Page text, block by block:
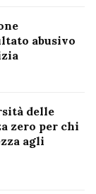
abusivo
delle
zero per chi
agli